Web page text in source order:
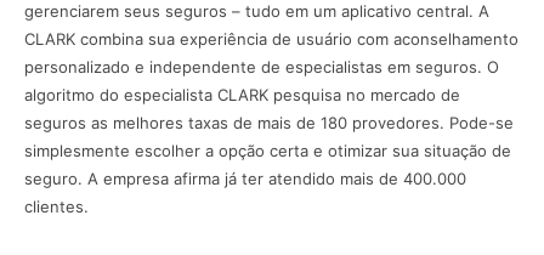
gerenciarem seus seguros – tudo em um aplicativo central. A
CLARK combina sua experiência de usuário com aconselhamento
personalizado e independente de especialistas em seguros. O
algoritmo do especialista CLARK pesquisa no mercado de
seguros as melhores taxas de mais de 180 provedores. Pode-se
simplesmente escolher a opção certa e otimizar sua situação de
seguro. A empresa afirma já ter atendido mais de 400.000
clientes.